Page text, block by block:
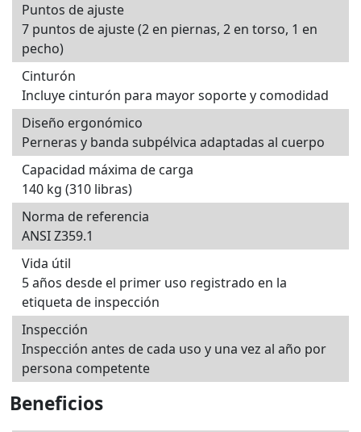
Puntos de ajuste
7 puntos de ajuste (2 en piernas, 2 en torso, 1 en
pecho)
Cinturón
Incluye cinturón para mayor soporte y comodidad
Diseño ergonómico
Perneras y banda subpélvica adaptadas al cuerpo
Capacidad máxima de carga
140 kg (310 libras)
Norma de referencia
ANSI Z359.1
Vida útil
5 años desde el primer uso registrado en la
etiqueta de inspección
Inspección
Inspección antes de cada uso y una vez al año por
persona competente
Beneficios